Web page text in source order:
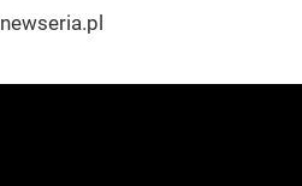
newseria.pl